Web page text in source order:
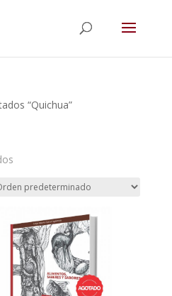
“Quichua”